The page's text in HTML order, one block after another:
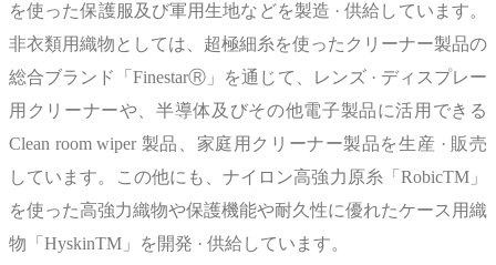
を使った保護服及び軍用生地などを製造 · 供給しています。
非衣類用織物としては、超極細糸を使ったクリーナー製品の
総合ブランド「FinestarⓇ」を通じて、レンズ · ディスプレー
用クリーナーや、半導体及びその他電子製品に活用できる
Clean room wiper 製品、家庭用クリーナー製品を生産 · 販売
しています。この他にも、ナイロン高強力原糸「RobicTM」
を使った高強力織物や保護機能や耐久性に優れたケース用織
物「HyskinTM」を開発 · 供給しています。